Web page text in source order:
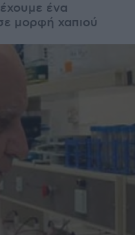
ένα
μορφή χαπιού